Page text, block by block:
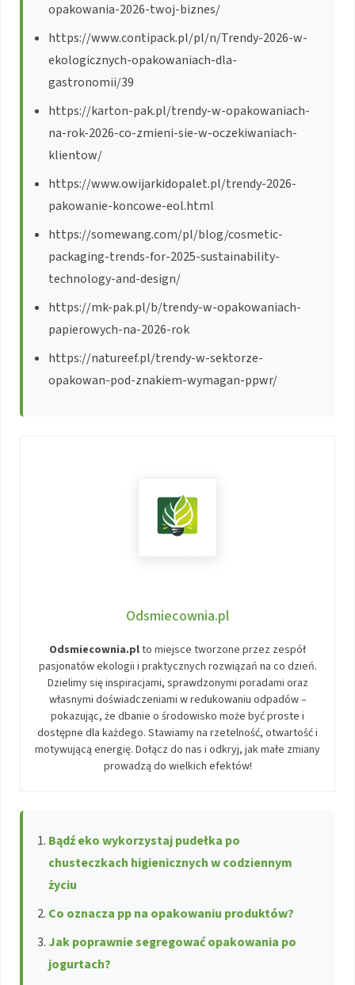
opakowania-2026-twoj-biznes/
https://www.contipack.pl/pl/n/Trendy-2026-w-
ekologicznych-opakowaniach-dla-
gastronomii/39
https://karton-pak.pl/trendy-w-opakowaniach-
na-rok-2026-co-zmieni-sie-w-oczekiwaniach-
klientow/
https://www.owijarkidopalet.pl/trendy-2026-
pakowanie-koncowe-eol.html
https://somewang.com/pl/blog/cosmetic-
packaging-trends-for-2025-sustainability-
technology-and-design/
https://mk-pak.pl/b/trendy-w-opakowaniach-
papierowych-na-2026-rok
https://natureef.pl/trendy-w-sektorze-
opakowan-pod-znakiem-wymagan-ppwr/
Odsmiecownia.pl
Odsmiecownia.plto miejsce tworzone przez zespół
pasjonatów ekologii i praktycznych rozwiązań na co dzień.
Dzielimy się inspiracjami, sprawdzonymi poradami oraz
własnymi doświadczeniami w redukowaniu odpadów –
pokazując, że dbanie o środowisko może być proste i
dostępne dla każdego. Stawiamy na rzetelność, otwartość i
motywującą energię. Dołącz do nas i odkryj, jak małe zmiany
prowadzą do wielkich efektów!
Bądź eko wykorzystaj pudełka po
chusteczkach higienicznych w codziennym
życiu
Co oznacza pp na opakowaniu produktów?
Jak poprawnie segregować opakowania po
jogurtach?